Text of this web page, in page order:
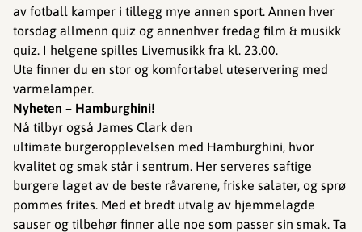
av fotball kamper i tillegg mye annen sport. Annen hver
torsdag allmenn quiz og annenhver fredag film & musikk
quiz. I helgene spilles Livemusikk fra kl. 23.00.
Ute finner du en stor og komfortabel uteservering med
varmelamper.
Nyheten – Hamburghini!
Nå tilbyr også James Clark den
ultimate burgeropplevelsen med Hamburghini, hvor
kvalitet og smak står i sentrum. Her serveres saftige
burgere laget av de beste råvarene, friske salater, og sprø
pommes frites. Med et bredt utvalg av hjemmelagde
sauser og tilbehør finner alle noe som passer sin smak. Ta